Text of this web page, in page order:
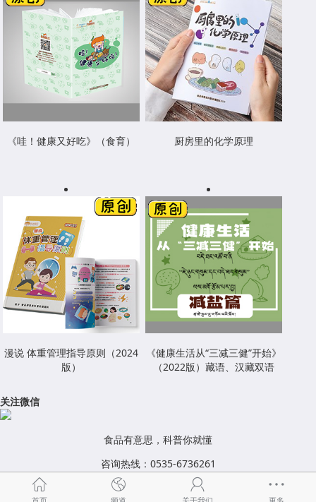
《哇！健康又好吃》（食育） 厨房里的化学原理
漫说 体重管理指导原则（2024
版）
《健康生活从“三减三健”开始》
（2022版）藏语、汉藏双语
关注微信
食品有意思，科普你就懂
咨询热线：0535-6736261